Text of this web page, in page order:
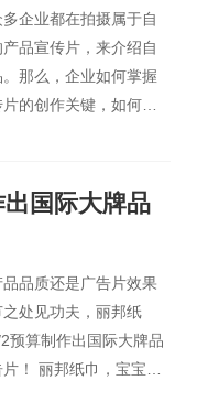
的效果？下面这些点
。
企业都在拍摄属于自
品宣传片，来介绍自
那么，企业如何掌握
的创作关键，如何使
国际大牌品
品质还是广告片效果
处见功夫，丽邦纸
预算制作出国际大牌品
巾，宝宝爱